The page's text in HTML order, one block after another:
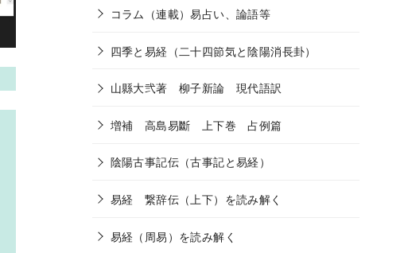
コラム（連載）易占い、論語等
四季と易経（二十四節気と陰陽消長卦）
山縣大弐著 柳子新論 現代語訳
増補 高島易斷 上下巻 占例篇
陰陽古事記伝（古事記と易経）
易経 繋辞伝（上下）を読み解く
易経（周易）を読み解く